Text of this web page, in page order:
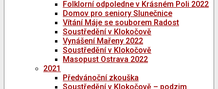
Folklorní odpoledne v Krásném Poli 2022
Domov pro seniory Slunečnice
Vítání Máje se souborem Radost
Soustředění v Klokočově
Vynášení Mařeny 2022
Soustředění v Klokočově
Masopust Ostrava 2022
2021
Předvánoční zkouška
Soustředění v Klokočově – podzim